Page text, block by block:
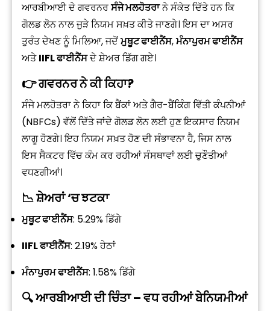
ਆਰਬੀਆਈ ਦੇ ਗਵਰਨਰਸੰਜੇ ਮਲਹੋਤਰਾਨੇ ਸੰਕੇਤ ਦਿੱਤੇ ਹਨ ਕਿ
ਗੋਲਡ ਲੋਨ ਨਾਲ ਜੁੜੇ ਨਿਯਮ ਸਖ਼ਤ ਕੀਤੇ ਜਾਣਗੇ। ਇਸ ਦਾ ਅਸਰ
ਤੁਰੰਤ ਦੇਖਣ ਨੂੰ ਮਿਲਿਆ, ਜਦੋਂਮੁਥੂਟ ਫਾਈਨੈਂਸ,ਮੰਨਾਪੁਰਮ ਫਾਈਨੈਂਸ
ਅਤੇIIFL ਫਾਈਨੈਂਸਦੇ ਸ਼ੇਅਰ ਡਿੱਗ ਗਏ।
👉 ਗਵਰਨਰ ਨੇ ਕੀ ਕਿਹਾ?
ਸੰਜੇ ਮਲਹੋਤਰਾ ਨੇ ਕਿਹਾ ਕਿ ਬੈਂਕਾਂ ਅਤੇ ਗੈਰ-ਬੈਂਕਿੰਗ ਵਿੱਤੀ ਕੰਪਨੀਆਂ
(NBFCs) ਵੱਲੋਂ ਦਿੱਤੇ ਜਾਂਦੇ ਗੋਲਡ ਲੋਨ ਲਈ ਹੁਣ ਇਕਸਾਰ ਨਿਯਮ
ਲਾਗੂ ਹੋਣਗੇ। ਇਹ ਨਿਯਮ ਸਖ਼ਤ ਹੋਣ ਦੀ ਸੰਭਾਵਨਾ ਹੈ, ਜਿਸ ਨਾਲ
ਇਸ ਸੈਕਟਰ ਵਿੱਚ ਕੰਮ ਕਰ ਰਹੀਆਂ ਸੰਸਥਾਵਾਂ ਲਈ ਚੁਣੌਤੀਆਂ
ਵਧਣਗੀਆਂ।
📉 ਸ਼ੇਅਰਾਂ ‘ਚ ਝਟਕਾ
ਮੁਥੂਟ ਫਾਈਨੈਂਸ: 5.29% ਡਿੱਗੇ
IIFL ਫਾਈਨੈਂਸ: 2.19% ਹੇਠਾਂ
ਮੰਨਾਪੁਰਮ ਫਾਈਨੈਂਸ: 1.58% ਡਿੱਗੇ
🔍 ਆਰਬੀਆਈ ਦੀ ਚਿੰਤਾ – ਵਧ ਰਹੀਆਂ ਬੇਨਿਯਮੀਆਂ